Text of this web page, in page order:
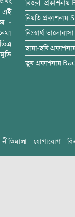
এই
-
বিজলী প্রকাশনায়
নিয়তি প্রকাশনায়
নিঃস্বার্থ ভালোবাসা
ছায়া-ছবি
ডুব প্রকাশনায়
যোগাযোগ